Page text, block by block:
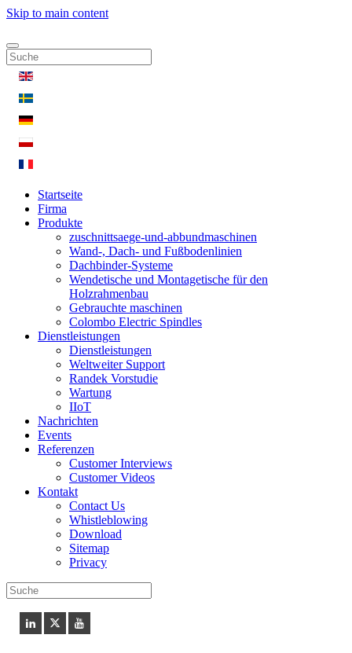
Skip to main content
Startseite
Firma
Produkte
zuschnittsaege-und-abbundmaschinen
Wand-, Dach- und Fußbodenlinien
Dachbinder-Systeme
Wendetische und Montagetische für den
Holzrahmenbau
Gebrauchte maschinen
Colombo Electric Spindles
Dienstleistungen
Dienstleistungen
Weltweiter Support
Randek Vorstudie
Wartung
IIoT
Nachrichten
Events
Referenzen
Customer Interviews
Customer Videos
Kontakt
Contact Us
Whistleblowing
Download
Sitemap
Privacy